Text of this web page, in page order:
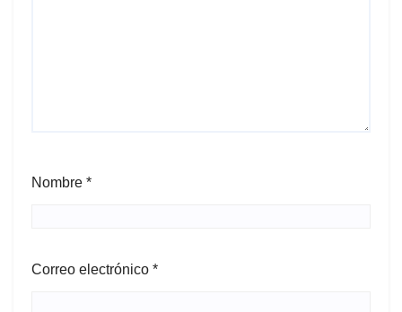
Nombre *
Correo electrónico *